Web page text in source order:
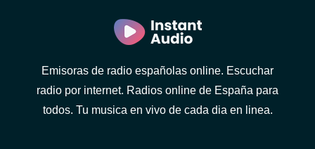
Emisoras de radio españolas online. Escuchar
radio por internet. Radios online de España para
todos. Tu musica en vivo de cada dia en linea.